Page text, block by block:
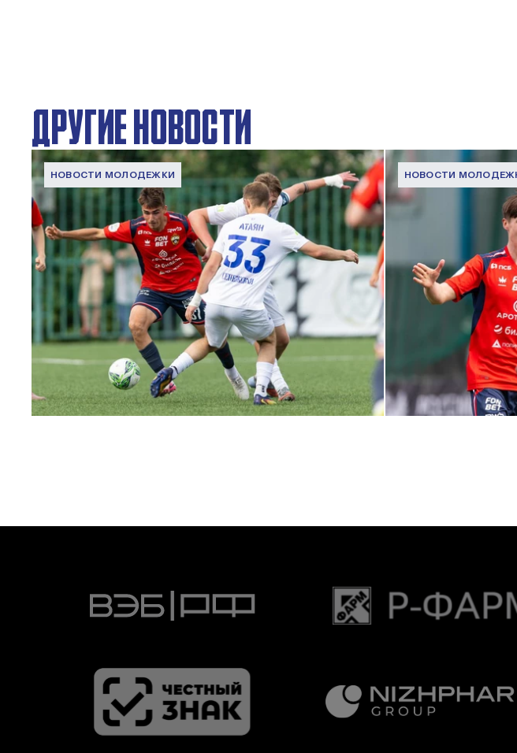
ДРУГИЕ НОВОСТИ
НОВОСТИ МОЛОДЕЖКИ
МФЛ. ПФК ЦСКА – Чертаново – 3:0
22 МАЯ 2026 15:02
НОВОСТИ
МФЛ. ПФК ЦСКА –
1 МАЯ 2026 15:37